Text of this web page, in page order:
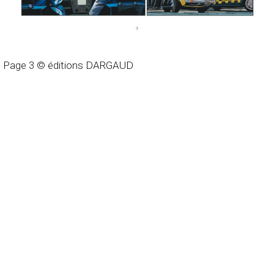
Page 3 © éditions DARGAUD